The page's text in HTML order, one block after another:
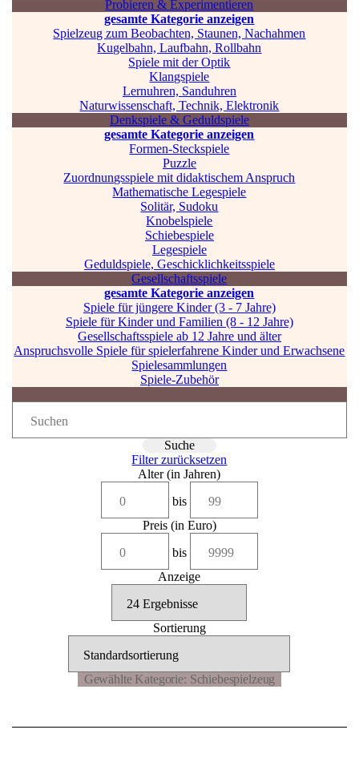
Probieren & Experimentieren
gesamte Kategorie anzeigen
Spielzeug zum Beobachten, Staunen, Nachahmen
Kugelbahn, Laufbahn, Rollbahn
Spiele mit der Optik
Klangspiele
Lernuhren, Sanduhren
Naturwissenschaft, Technik, Elektronik
Denkspiele & Geduldspiele
gesamte Kategorie anzeigen
Formen-Steckspiele
Puzzle
Zuordnungsspiele mit didaktischem Anspruch
Mathematische Legespiele
Solitär, Sudoku
Knobelspiele
Schiebespiele
Legespiele
Geduldspiele, Geschicklichkeitsspiele
Gesellschaftsspiele
gesamte Kategorie anzeigen
Spiele für jüngere Kinder (3 - 7 Jahre)
Spiele für Kinder und Familien (8 - 12 Jahre)
Gesellschaftsspiele ab 12 Jahre und älter
Anspruchsvolle Spiele für spielerfahrene Kinder und Erwachsene
Spielesammlungen
Spiele-Zubehör
Filter zurücksetzen
Alter (in Jahren)
bis
Preis (in Euro)
bis
Anzeige
Sortierung